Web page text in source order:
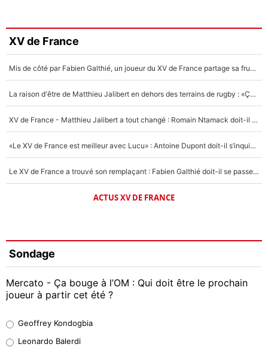
XV de France
Mis de côté par Fabien Galthié, un joueur du XV de France partage sa frustration : «ils ne me l’ont pas dit tout de suite»
La raison d'être de Matthieu Jalibert en dehors des terrains de rugby : «Ça m'atteint autant que si tu touches à un membre de ma famille»
XV de France - Matthieu Jalibert a tout changé : Romain Ntamack doit-il s’inquiéter pour sa place à un an de la Coupe du monde ?
«Le XV de France est meilleur avec Lucu» : Antoine Dupont doit-il s’inquiéter pour sa place ?
Le XV de France a trouvé son remplaçant : Fabien Galthié doit-il se passer d'Antoine Dupont ?
ACTUS XV DE FRANCE
Sondage
Mercato - Ça bouge à l’OM : Qui doit être le prochain
joueur à partir cet été ?
38%
Geoffrey Kondogbia
Leonardo Balerdi